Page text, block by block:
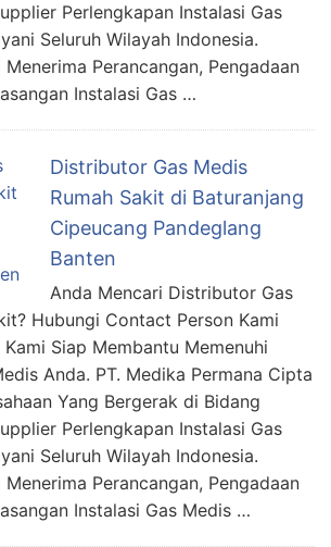
Perlengkapan Instalasi Gas
Seluruh Wilayah Indonesia.
Menerima Perancangan, Pengadaan
Instalasi Gas …
Distributor Gas Medis
Rumah Sakit di Baturanjang
Cipeucang Pandeglang
Banten
Anda Mencari Distributor Gas
Hubungi Contact Person Kami
Siap Membantu Memenuhi
Anda. PT. Medika Permana Cipta
Yang Bergerak di Bidang
Perlengkapan Instalasi Gas
Seluruh Wilayah Indonesia.
Menerima Perancangan, Pengadaan
Instalasi Gas Medis …